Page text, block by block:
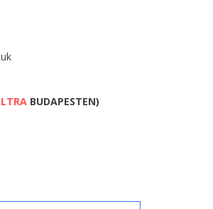
BUDAPESTEN)